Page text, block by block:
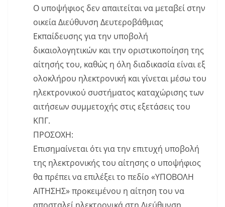
Ο υποψήφιος δεν απαιτείται να μεταβεί στην
οικεία Διεύθυνση Δευτεροβάθμιας
Εκπαίδευσης για την υποβολή
δικαιολογητικών και την οριστικοποίηση της
αίτησής του, καθώς η όλη διαδικασία είναι εξ
ολοκλήρου ηλεκτρονική και γίνεται μέσω του
ηλεκτρονικού συστήματος καταχώρισης των
αιτήσεων συμμετοχής στις εξετάσεις του
ΚΠΓ.
ΠΡΟΣΟΧΗ:
Επισημαίνεται ότι για την επιτυχή υποβολή
της ηλεκτρονικής του αίτησης ο υποψήφιος
θα πρέπει να επιλέξει το πεδίο «ΥΠΟΒΟΛΗ
ΑΙΤΗΣΗΣ» προκειμένου η αίτηση του να